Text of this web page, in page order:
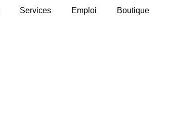
Services Emploi Boutique